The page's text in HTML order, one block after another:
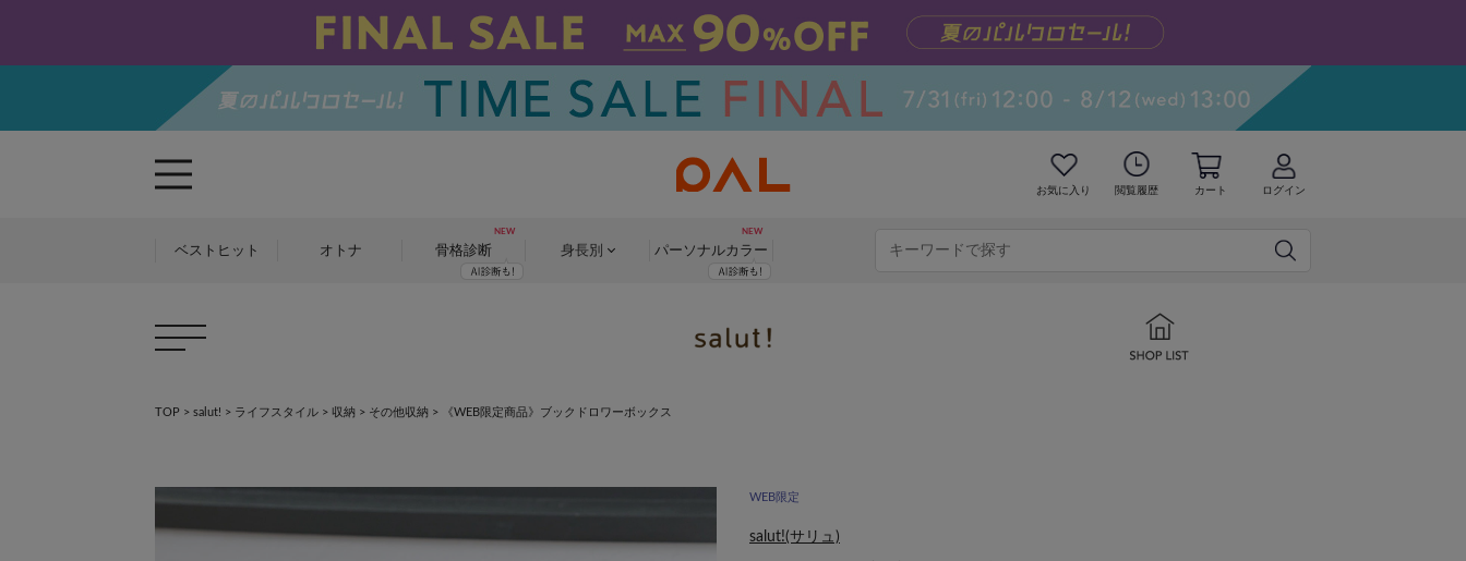
お気に入り 閲覧履歴 カート ログイン
ベストヒット オトナ 骨格診断 身長別 パーソナルカラー
TOP > salut! > ライフスタイル > 収納 > その他収納 > 《WEB限定商品》ブックドロワーボックス
WEB限定
salut!(サリュ)